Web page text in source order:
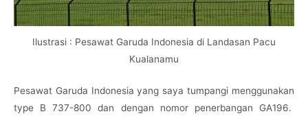
Ilustrasi : Pesawat Garuda Indonesia di Landasan Pacu
Kualanamu
Pesawat Garuda Indonesia yang saya tumpangi menggunakan
type B 737-800 dan dengan nomor penerbangan GA196.